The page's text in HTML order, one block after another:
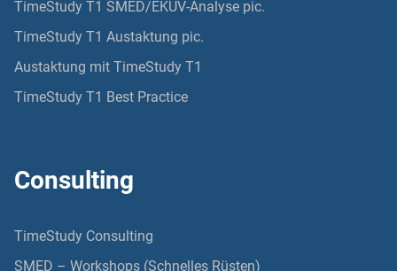
TimeStudy T1 SMED/EKUV-Analyse pic.
TimeStudy T1 Austaktung pic.
Austaktung mit TimeStudy T1
TimeStudy T1 Best Practice
Consulting
TimeStudy Consulting
SMED – Workshops (Schnelles Rüsten)